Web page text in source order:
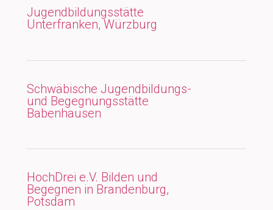
Jugendbildungsstätte
Unterfranken, Würzburg
Schwäbische Jugendbildungs-
und Begegnungsstätte
Babenhausen
HochDrei e.V. Bilden und
Begegnen in Brandenburg,
Potsdam